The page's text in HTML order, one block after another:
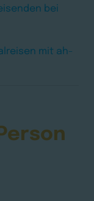
bei
mit ah-